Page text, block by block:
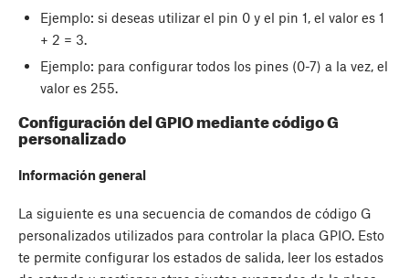
Ejemplo: si deseas utilizar el pin 0 y el pin 1, el valor es 1
+ 2 = 3.
Ejemplo: para configurar todos los pines (0-7) a la vez, el
valor es 255.
Configuración del GPIO mediante código G
personalizado
Información general
La siguiente es una secuencia de comandos de código G
personalizados utilizados para controlar la placa GPIO. Esto
te permite configurar los estados de salida, leer los estados